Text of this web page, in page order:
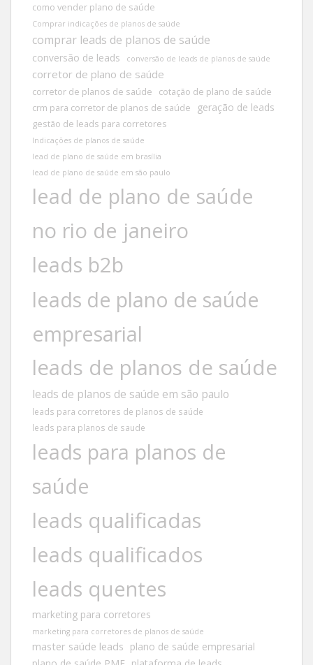
como vender plano de saúde
Comprar indicações de planos de saúde
comprar leads de planos de saúde
conversão de leads conversão de leads de planos de saúde
corretor de plano de saúde
corretor de planos de saúde
cotação de plano de saúde
crm para corretor de planos de saúde
geração de leads
gestão de leads para corretores
Indicações de planos de saúde
lead de plano de saúde em brasília
lead de plano de saúde em são paulo
lead de plano de saúde
no rio de janeiro
leads b2b
leads de plano de saúde
empresarial
leads de planos de saúde
leads de planos de saúde em são paulo
leads para corretores de planos de saúde
leads para planos de saude
leads para planos de
saúde
leads qualificadas
leads qualificados
leads quentes
marketing para corretores
marketing para corretores de planos de saúde
master saúde leads plano de saúde empresarial